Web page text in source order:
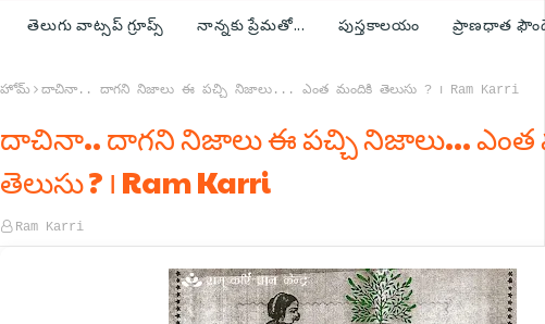
తెలుగు వాట్సప్ గ్రూప్స్ నాన్నకు ప్రేమతో... పుస్తకాలయం ప్రాణధాత
హోమ్ దాచినా.. దాగని నిజాలు ఈ పచ్చి నిజాలు... ఎంత మందికి తెలుసు ? ౹ Ram Karri
దాచినా.. దాగని నిజాలు ఈ పచ్చి నిజాలు... ఎంత
తెలుసు ? ౹ Ram Karri
Ram Karri